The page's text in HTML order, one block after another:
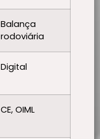
Balança
rodoviária
Digital
CE, OIML